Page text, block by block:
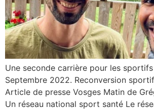
Une seconde carrière pour les
Septembre 2022. Reconversion
Article de presse Vosges Matin de
Un réseau national sport santé Le